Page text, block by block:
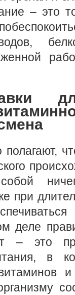
– это
при
деле
– это
в